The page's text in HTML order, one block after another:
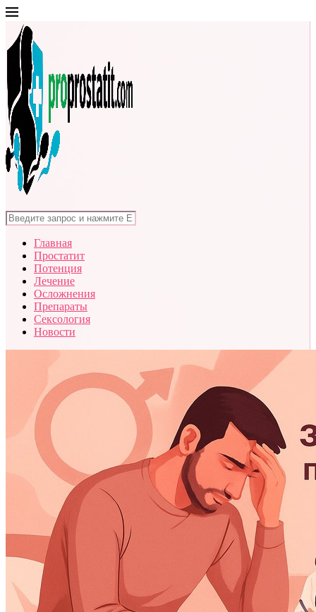
Главная
Простатит
Потенция
Лечение
Осложнения
Препараты
Сексология
Новости